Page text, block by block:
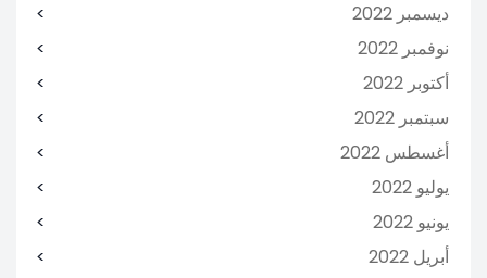
ديسمبر 2022
نوفمبر 2022
أكتوبر 2022
سبتمبر 2022
أغسطس 2022
يوليو 2022
يونيو 2022
أبريل 2022